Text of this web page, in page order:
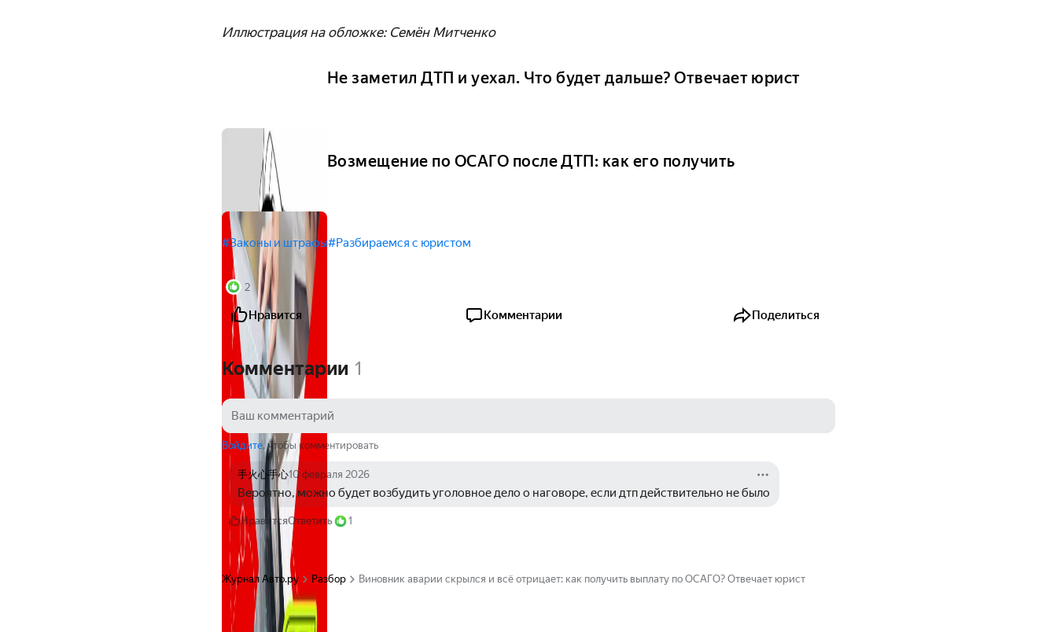
Иллюстрация на обложке: Семён Митченко
Не заметил ДТП и уехал. Что будет дальше? Отвечает юрист
Возмещение по ОСАГО после ДТП: как его получить
#Законы и штрафы#Разбираемся с юристом
2
Нравится Комментарии Поделиться
Комментарии 1
Войдите, чтобы комментировать
手火心手心10 февраля 2026
Вероятно, можно будет возбудить уголовное дело о наговоре, если дтп действительно не было
НравитсяОтветить 1
Журнал Авто.ру Разбор Виновник аварии скрылся и всё отрицает: как получить выплату по ОСАГО? Отвечает юрист